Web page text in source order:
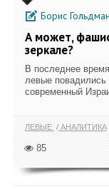
Борис Гольдман,
А может,
зеркале?
В последнее
левые повадились
современный
ЛЕВЫЕ АНАЛИТИКА
85